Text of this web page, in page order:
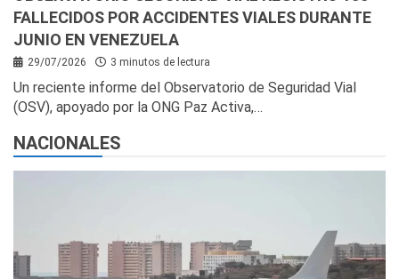
FALLECIDOS POR ACCIDENTES VIALES DURANTE
JUNIO EN VENEZUELA
29/07/2026 3 minutos de lectura
Un reciente informe del Observatorio de Seguridad Vial
(OSV), apoyado por la ONG Paz Activa,…
NACIONALES